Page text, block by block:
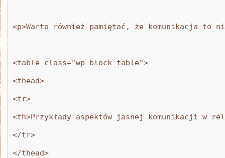
<p>Warto również pamiętać, że komunikacja to
<table class="wp-block-table">
<thead>
<tr>
<th>Przykłady aspektów jasnej komunikacji w
</tr>
</thead>